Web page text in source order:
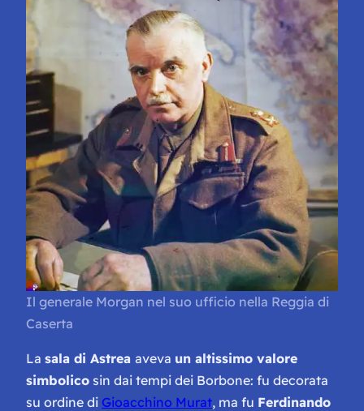
Il generale Morgan nel suo ufficio nella Reggia di
Caserta
La sala di Astrea aveva un altissimo valore
simbolico sin dai tempi dei Borbone: fu decorata
su ordine di Gioacchino Murat, ma fu Ferdinando